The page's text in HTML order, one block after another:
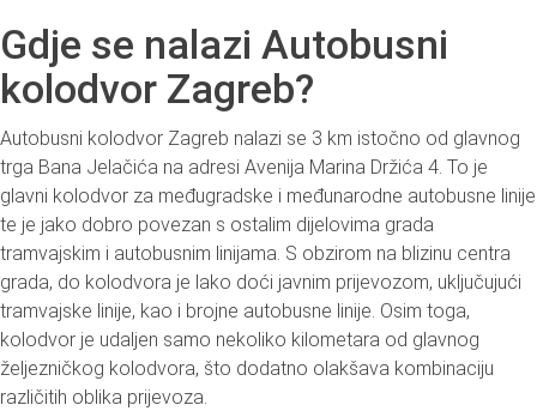
Gdje se nalazi Autobusni
kolodvor Zagreb?
Autobusni kolodvor Zagreb nalazi se 3 km istočno od glavnog
trga Bana Jelačića na adresi Avenija Marina Držića 4. To je
glavni kolodvor za međugradske i međunarodne autobusne linije
te je jako dobro povezan s ostalim dijelovima grada
tramvajskim i autobusnim linijama. S obzirom na blizinu centra
grada, do kolodvora je lako doći javnim prijevozom, uključujući
tramvajske linije, kao i brojne autobusne linije. Osim toga,
kolodvor je udaljen samo nekoliko kilometara od glavnog
željezničkog kolodvora, što dodatno olakšava kombinaciju
različitih oblika prijevoza.